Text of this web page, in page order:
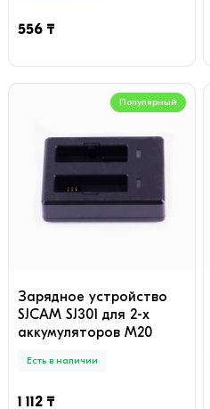
556 ₸
Популярный
Зарядное устройство
SJCAM SJ301 для 2-х
аккумуляторов M20
Есть в наличии
1 112 ₸